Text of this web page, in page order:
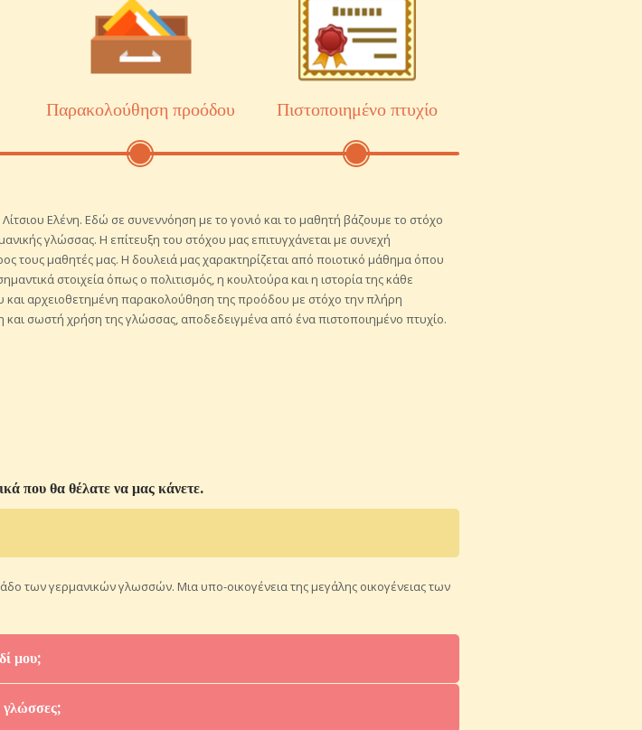
Παρακολούθηση προόδου Πιστοποιημένο πτυχίο
Ελένη. Εδώ σε συνεννόηση με το γονιό και το μαθητή βάζουμε το στόχο
γλώσσας. Η επίτευξη του στόχου μας επιτυγχάνεται με συνεχή
τους μαθητές μας. Η δουλειά μας χαρακτηρίζεται από ποιοτικό μάθημα όπου
στοιχεία όπως ο πολιτισμός, η κουλτούρα και η ιστορία της κάθε
αρχειοθετημένη παρακολούθηση της προόδου με στόχο την πλήρη
σωστή χρήση της γλώσσας, αποδεδειγμένα από ένα πιστοποιημένο πτυχίο.
που θα θέλατε να μας κάνετε.
των γερμανικών γλωσσών. Μια υπο-οικογένεια της μεγάλης οικογένειας των
μου;
γλώσσες;